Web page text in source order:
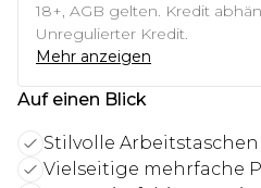
18+, AGB gelten. Kredit
Unregulierter Kredit.
Mehr anzeigen
Auf einen Blick
Stilvolle Arbeitstaschen
Vielseitige mehrfache